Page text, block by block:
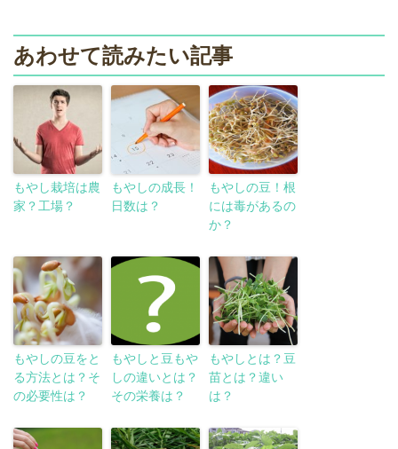
あわせて読みたい記事
もやし栽培は農
家？工場？
もやしの成長！
日数は？
もやしの豆！根
には毒があるの
か？
もやしの豆をと
る方法とは？そ
の必要性は？
もやしと豆もや
しの違いとは？
その栄養は？
もやしとは？豆
苗とは？違い
は？